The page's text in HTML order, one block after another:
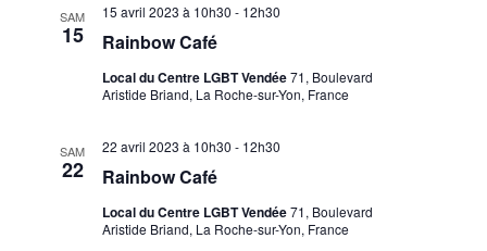
SAM
15 Rainbow Café
15 avril 2023 à 10h30 - 12h30
Local du Centre LGBT Vendée71, Boulevard
Aristide Briand, La Roche-sur-Yon, France
SAM
22 Rainbow Café
22 avril 2023 à 10h30 - 12h30
Local du Centre LGBT Vendée71, Boulevard
Aristide Briand, La Roche-sur-Yon, France